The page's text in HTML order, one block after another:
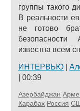
группы такого
В реальности
не готово
известна всем
ИНТЕРВЬЮ
| 00:39
Азербайджан
Карабах Россия